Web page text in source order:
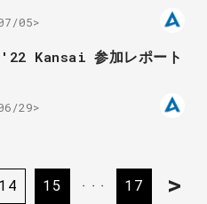
05>
Kansai 参加レポート
29>
14 15 ・・・ >
17